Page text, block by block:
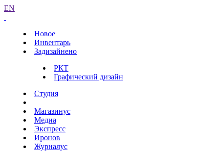
EN
Новое
Инвентарь
Задизайнено
РКТ
Графический дизайн
Студия
Магазинус
Медиа
Экспресс
Иронов
Журналус